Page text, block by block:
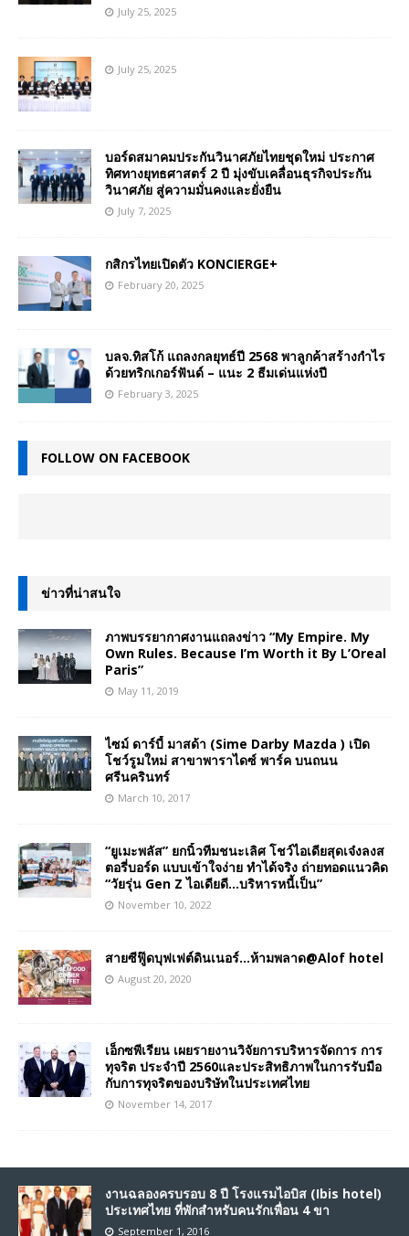
July 25, 2025
July 25, 2025
บอร์ดสมาคมประกันวินาศภัยไทยชุดใหม่ ประกาศ
ทิศทางยุทธศาสตร์ 2 ปี มุ่งขับเคลื่อนธุรกิจประกัน
วินาศภัย สู่ความมั่นคงและยั่งยืน
July 7, 2025
กสิกรไทยเปิดตัว KONCIERGE+
February 20, 2025
บลจ.ทิสโก้ แถลงกลยุทธ์ปี 2568 พาลูกค้าสร้างกำไร
ด้วยทริกเกอร์ฟันด์ – แนะ 2 ธีมเด่นแห่งปี
February 3, 2025
FOLLOW ON FACEBOOK
ข่าวที่น่าสนใจ
ภาพบรรยากาศงานแถลงข่าว “My Empire. My
Own Rules. Because I’m Worth it By L’Oreal
Paris”
May 11, 2019
ไซม์ ดาร์บี้ มาสด้า (Sime Darby Mazda ) เปิด
โชว์รูมใหม่ สาขาพาราไดซ์ พาร์ค บนถนน
ศรีนครินทร์
March 10, 2017
“ยูเมะพลัส” ยกนิ้วทีมชนะเลิศ โชว์ไอเดียสุดเจ๋งลงส
ตอรี่บอร์ด แบบเข้าใจง่าย ทำได้จริง ถ่ายทอดแนวคิด
“วัยรุ่น Gen Z ไอเดียดี…บริหารหนี้เป็น”
November 10, 2022
สายซีฟู๊ดบุฟเฟต์ดินเนอร์…ห้ามพลาด@Alof hotel
August 20, 2020
เอ็กซพีเรียน เผยรายงานวิจัยการบริหารจัดการ การ
ทุจริต ประจำปี 2560และประสิทธิภาพในการรับมือ
กับการทุจริตของบริษัทในประเทศไทย
November 14, 2017
งานฉลองครบรอบ 8 ปี โรงแรมไอบิส (Ibis hotel)
ประเทศไทย ที่พักสำหรับคนรักเพื่อน 4 ขา
September 1, 2016